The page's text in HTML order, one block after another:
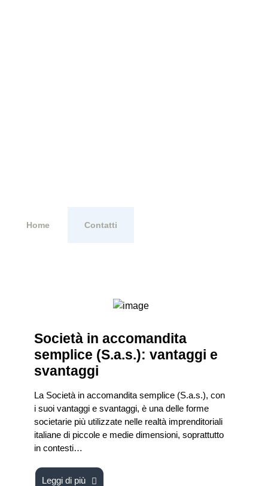
Home Contatti
Società in accomandita
semplice (S.a.s.): vantaggi e
svantaggi
La Società in accomandita semplice (S.a.s.), con
i suoi vantaggi e svantaggi, è una delle forme
societarie più utilizzate nelle realtà imprenditoriali
italiane di piccole e medie dimensioni, soprattutto
in contesti…
Leggi di più